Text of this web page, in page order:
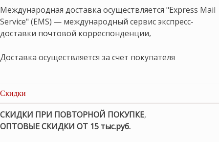
Международная доставка осуществляется "Express Mail
Service" (EMS) — международный сервис экспресс-
доставки почтовой корреспонденции,
Доставка осуществляется за счет покупателя
Скидки
СКИДКИ ПРИ ПОВТОРНОЙ ПОКУПКЕ,
ОПТОВЫЕ СКИДКИ ОТ 15 тыс.руб.